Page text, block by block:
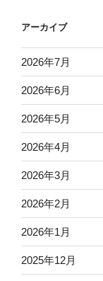
アーカイブ
2026年7月
2026年6月
2026年5月
2026年4月
2026年3月
2026年2月
2026年1月
2025年12月